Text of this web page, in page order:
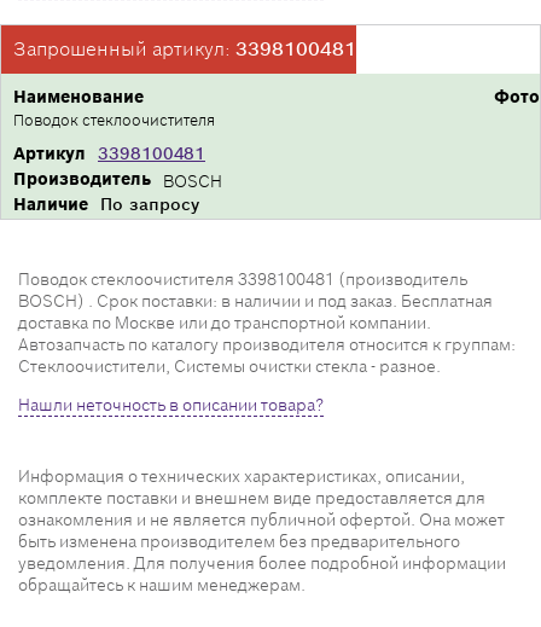
Запрошенный артикул: 3398100481
Фото
Производитель BOSCH
Артикул 3398100481
Наименование
Поводок стеклоочистителя
Наличие По запросу
Поводок стеклоочистителя 3398100481 (производитель
BOSCH) . Срок поставки: в наличии и под заказ. Бесплатная
доставка по Москве или до транспортной компании.
Автозапчасть по каталогу производителя относится к группам:
Стеклоочистители, Системы очистки стекла - разное.
Нашли неточность в описании товара?
Информация о технических характеристиках, описании,
комплекте поставки и внешнем виде предоставляется для
ознакомления и не является публичной офертой. Она может
быть изменена производителем без предварительного
уведомления. Для получения более подробной информации
обращайтесь к нашим менеджерам.